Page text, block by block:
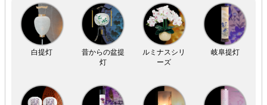
白提灯
昔からの盆提
灯
ルミナスシリ
ーズ
岐阜提灯